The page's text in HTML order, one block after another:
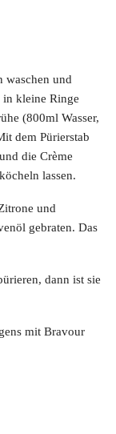
waschen und
in kleine Ringe
(800ml Wasser,
dem Pürierstab
die Crème
lassen.
und
gebraten. Das
dann ist sie
mit Bravour